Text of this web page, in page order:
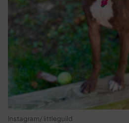
Instagram/ littleguild